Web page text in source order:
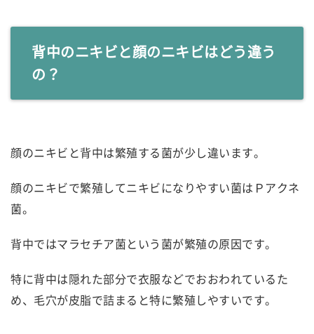
背中のニキビと顔のニキビはどう違う
の？
顔のニキビと背中は繁殖する菌が少し違います。
顔のニキビで繁殖してニキビになりやすい菌はＰアクネ
菌。
背中ではマラセチア菌という菌が繁殖の原因です。
特に背中は隠れた部分で衣服などでおおわれているた
め、毛穴が皮脂で詰まると特に繁殖しやすいです。